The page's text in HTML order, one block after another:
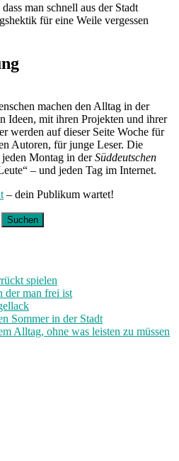
man schnell aus der Stadt
für eine Weile vergessen
machen den Alltag in der
Ideen, mit ihren Projekten und ihrer
werden auf dieser Seite Woche für
Autoren, für junge Leser. Die
jeden Montag in derSüddeutschen
– und jeden Tag im Internet.
– dein Publikum wartet!
spielen
der man frei ist
Sommer in der Stadt
Alltag, ohne was leisten zu müssen